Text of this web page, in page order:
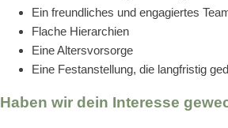
Ein freundliches und engagiertes
Flache Hierarchien
Eine Altersvorsorge
Eine Festanstellung, die langfristig
Haben wir dein Interesse